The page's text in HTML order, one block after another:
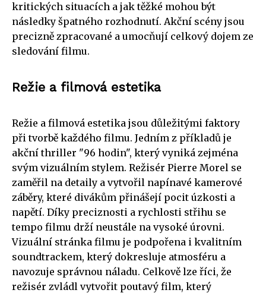
kritických situacích a jak těžké mohou být
následky špatného rozhodnutí. Akční scény jsou
precizně zpracované a umocňují celkový dojem ze
sledování filmu.
Režie a filmová estetika
Režie a filmová estetika jsou důležitými faktory
při tvorbě každého filmu. Jedním z příkladů je
akční thriller "96 hodin", který vyniká zejména
svým vizuálním stylem. Režisér Pierre Morel se
zaměřil na detaily a vytvořil napínavé kamerové
záběry, které divákům přinášejí pocit úzkosti a
napětí. Díky preciznosti a rychlosti střihu se
tempo filmu drží neustále na vysoké úrovni.
Vizuální stránka filmu je podpořena i kvalitním
soundtrackem, který dokresluje atmosféru a
navozuje správnou náladu. Celkově lze říci, že
režisér zvládl vytvořit poutavý film, který